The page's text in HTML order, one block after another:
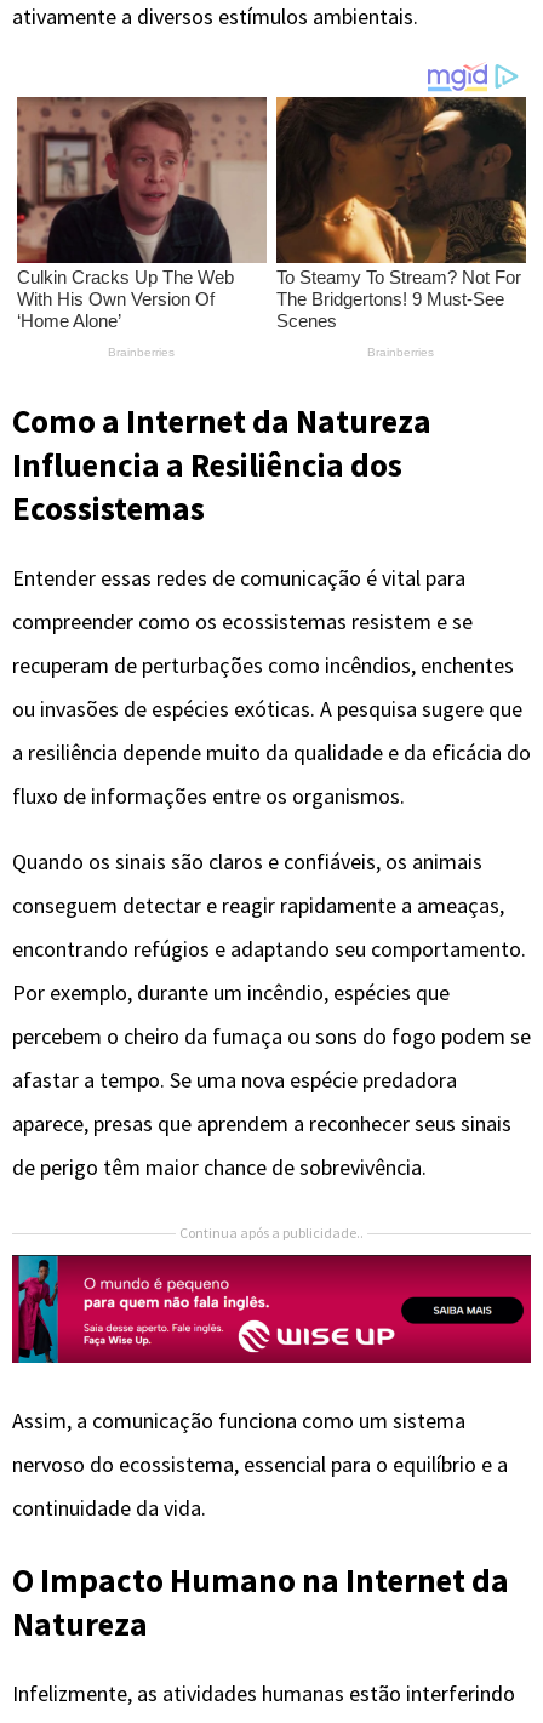
ativamente a diversos estímulos ambientais.
Como a Internet da Natureza
Influencia a Resiliência dos
Ecossistemas
Entender essas redes de comunicação é vital para
compreender como os ecossistemas resistem e se
recuperam de perturbações como incêndios, enchentes
ou invasões de espécies exóticas. A pesquisa sugere que
a resiliência depende muito da qualidade e da eficácia do
fluxo de informações entre os organismos.
Quando os sinais são claros e confiáveis, os animais
conseguem detectar e reagir rapidamente a ameaças,
encontrando refúgios e adaptando seu comportamento.
Por exemplo, durante um incêndio, espécies que
percebem o cheiro da fumaça ou sons do fogo podem se
afastar a tempo. Se uma nova espécie predadora
aparece, presas que aprendem a reconhecer seus sinais
de perigo têm maior chance de sobrevivência.
Continua após a publicidade..
Assim, a comunicação funciona como um sistema
nervoso do ecossistema, essencial para o equilíbrio e a
continuidade da vida.
O Impacto Humano na Internet da
Natureza
Infelizmente, as atividades humanas estão interferindo